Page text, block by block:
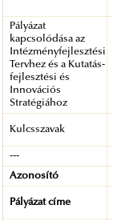
Pályázat
kapcsolódása az
Intézményfejlesztési
Tervhez és a Kutatás-
fejlesztési és
Innovációs
Stratégiához
Kulcsszavak
---
Azonosító
Pályázat címe